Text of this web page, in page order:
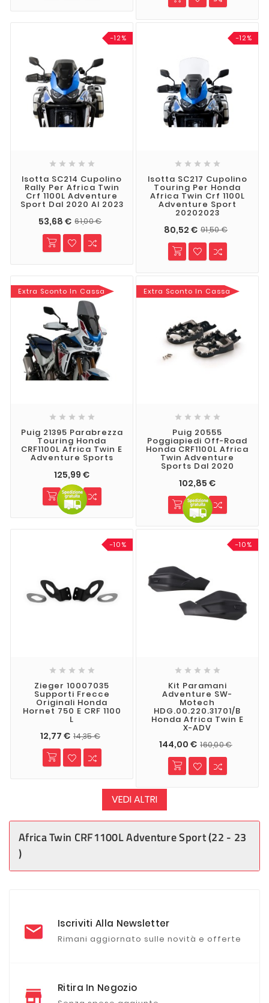
-12%
    
Isotta SC214 Cupolino
Rally Per Africa Twin
Crf 1100L Adventure
Sport Dal 2020 Al 2023
53,68 € 61,00 €
-12%
    
Isotta SC217 Cupolino
Touring Per Honda
Africa Twin Crf 1100L
Adventure Sport
20202023
80,52 € 91,50 €
Extra Sconto In Cassa
    
Puig 21395 Parabrezza
Touring Honda
CRF1100L Africa Twin E
Adventure Sports
125,99 €
Extra Sconto In Cassa
    
Puig 20555
Poggiapiedi Off-Road
Honda CRF1100L Africa
Twin Adventure
Sports Dal 2020
102,85 €
-10%
    
Zieger 10007035
Supporti Frecce
Originali Honda
Hornet 750 E CRF 1100
L
12,77 € 14,35 €
-10%
    
Kit Paramani
Adventure SW-
Motech
HDG.00.220.31701/B
Honda Africa Twin E
X-ADV
144,00 € 160,00 €
VEDI ALTRI
Africa Twin CRF1100L Adventure Sport (22 - 23
)
Iscriviti Alla Newsletter
Rimani aggiornato sulle novità e offerte
Ritira In Negozio